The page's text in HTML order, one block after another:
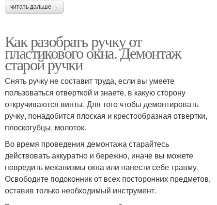
читать дальше →
Как разобрать ручку от
пластикового окна. Демонтаж
старой ручки
Снять ручку не составит труда, если вы умеете
пользоваться отверткой и знаете, в какую сторону
откручиваются винты. Для того чтобы демонтировать
ручку, понадобится плоская и крестообразная отвертки,
плоскогубцы, молоток.
Во время проведения демонтажа старайтесь
действовать аккуратно и бережно, иначе вы можете
повредить механизмы окна или нанести себе травму.
Освободите подоконник от всех посторонних предметов,
оставив только необходимый инструмент.